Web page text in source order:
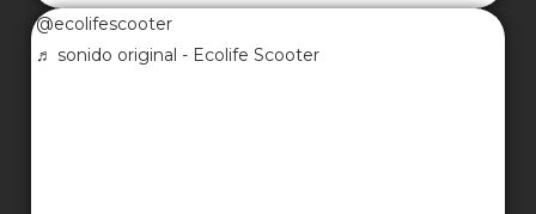
@ecolifescooter
♬ sonido original - Ecolife Scooter